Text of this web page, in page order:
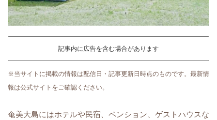
記事内に広告を含む場合があります
※当サイトに掲載の情報は配信日・記事更新日時点のものです。最新情
報は公式サイトをご確認ください。
奄美大島にはホテルや民宿、ペンション、ゲストハウスな